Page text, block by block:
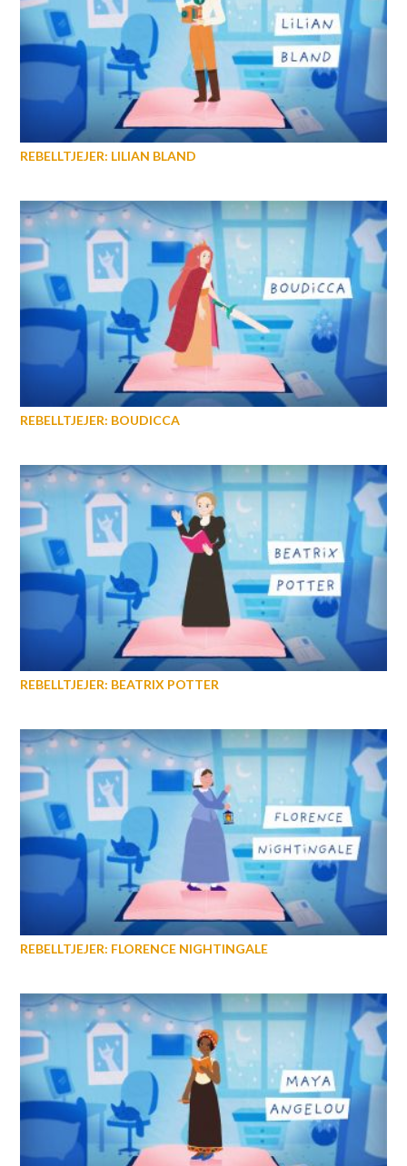
REBELLTJEJER: LILIAN BLAND
REBELLTJEJER: BOUDICCA
REBELLTJEJER: BEATRIX POTTER
REBELLTJEJER: FLORENCE NIGHTINGALE